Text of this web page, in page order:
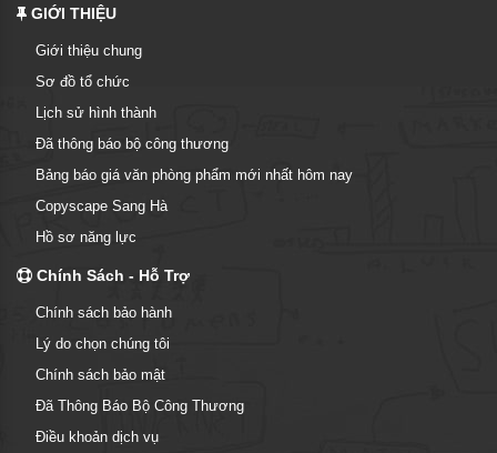
GIỚI THIỆU
Giới thiệu chung
Sơ đồ tổ chức
Lịch sử hình thành
Đã thông báo bộ công thương
Bảng báo giá văn phòng phẩm mới nhất hôm nay
Copyscape Sang Hà
Hồ sơ năng lực
Chính Sách - Hỗ Trợ
Chính sách bảo hành
Lý do chọn chúng tôi
Chính sách bảo mật
Đã Thông Báo Bộ Công Thương
Điều khoản dịch vụ